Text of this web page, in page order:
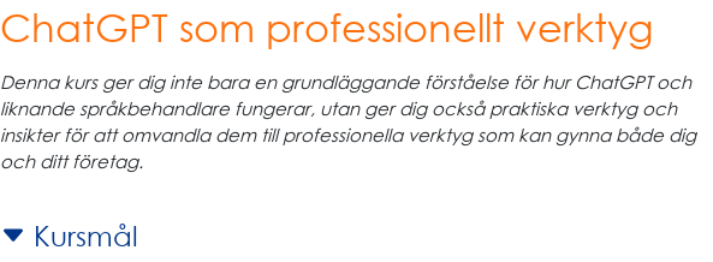
ChatGPT som professionellt verktyg
Denna kurs ger dig inte bara en grundläggande förståelse för hur ChatGPT och
liknande språkbehandlare fungerar, utan ger dig också praktiska verktyg och
insikter för att omvandla dem till professionella verktyg som kan gynna både dig
och ditt företag.
Kursmål